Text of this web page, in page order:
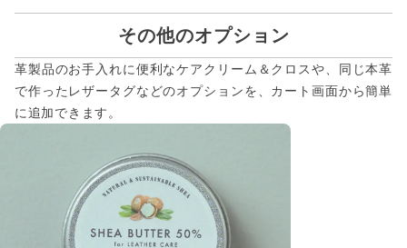
その他のオプション
革製品のお手入れに便利なケアクリーム＆クロスや、同じ本革
で作ったレザータグなどのオプションを、カート画面から簡単
に追加できます。